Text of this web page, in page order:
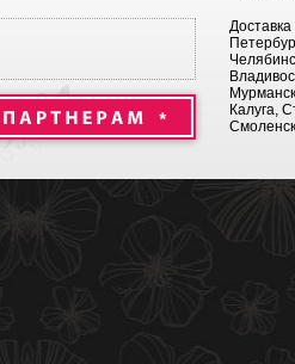
Калуга,